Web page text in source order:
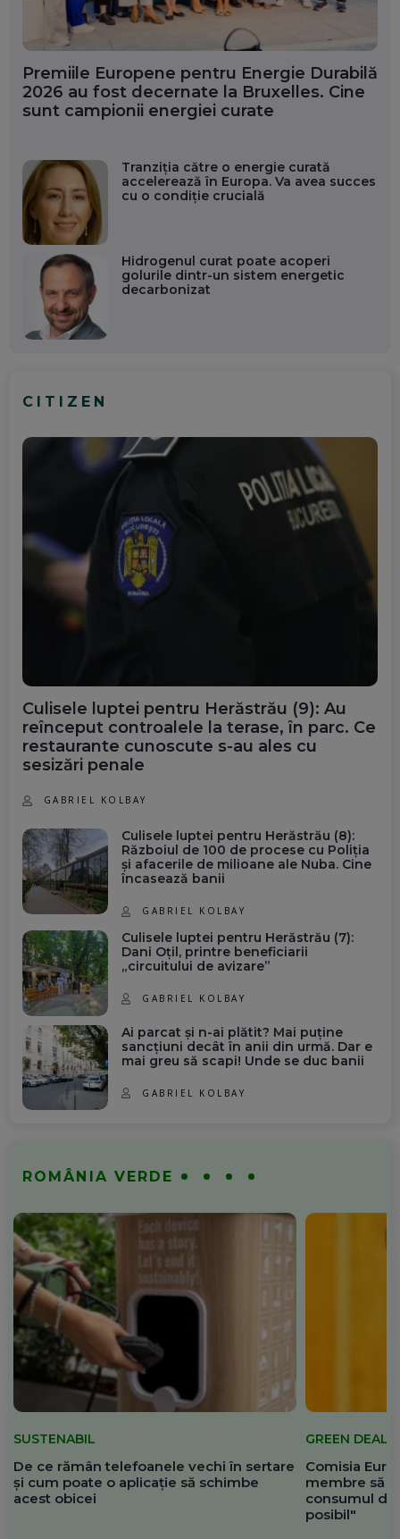
Premiile Europene pentru Energie Durabilă
2026 au fost decernate la Bruxelles. Cine
sunt campionii energiei curate
Tranziția către o energie curată
accelerează în Europa. Va avea succes
cu o condiție crucială
Hidrogenul curat poate acoperi
golurile dintr-un sistem energetic
decarbonizat
CITIZEN
Culisele luptei pentru Herăstrău (9): Au
reînceput controalele la terase, în parc. Ce
restaurante cunoscute s-au ales cu
sesizări penale
GABRIEL KOLBAY
Culisele luptei pentru Herăstrău (8):
Războiul de 100 de procese cu Poliția
și afacerile de milioane ale Nuba. Cine
încasează banii
GABRIEL KOLBAY
Culisele luptei pentru Herăstrău (7):
Dani Oțil, printre beneficiarii
„circuitului de avizare”
GABRIEL KOLBAY
Ai parcat și n-ai plătit? Mai puține
sancțiuni decât în anii din urmă. Dar e
mai greu să scapi! Unde se duc banii
GABRIEL KOLBAY
ROMÂNIA VERDE
SUSTENABIL
De ce rămân telefoanele vechi în sertare
și cum poate o aplicație să schimbe
acest obicei
GREEN DEAL
Comisia
membre să
consumul de
posibil"